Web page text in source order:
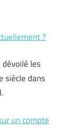
?
les
siècle dans
un compte